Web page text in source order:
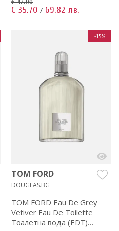
€ 42.00
€ 35.70 / 69.82 лв.
-15%
TOM FORD
DOUGLAS.BG
TOM FORD Eau De Grey
Vetiver Eau De Toilette
Тоалетна вода (EDT)